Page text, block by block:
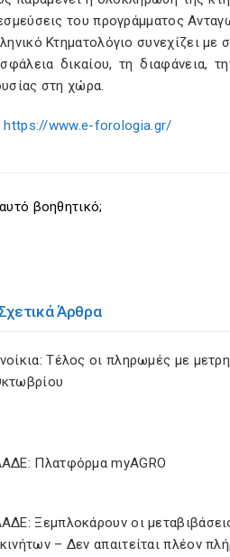
του προγράμματος
Κτηματολόγιο συνεχίζει με
δικαίου, τη διαφάνεια,
στη χώρα.
https://www.e-forologia.gr/
βοηθητικό;
Άρθρα
Τέλος οι πληρωμές με
Πλατφόρμα myAGRO
Ξεμπλοκάρουν οι
– Δεν απαιτείται πλέον